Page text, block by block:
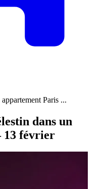
Paris ...
dans un
13 février